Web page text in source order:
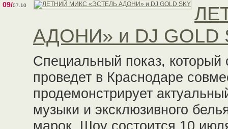
09/07.10
АДОНИ» и DJ GOLD
Специальный показ, который
проведет в Краснодаре
продемонстрирует
музыки и эксклюзивного
марок. Шоу состоится 10